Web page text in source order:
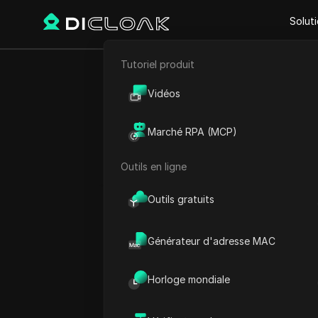
E-commerce
Tutoriel produit
Vidéos
Marché RPA (MCP)
Outils en ligne
Outils gratuits
Générateur d'adresse MAC
Horloge mondiale
Comment
Play Video: Comment